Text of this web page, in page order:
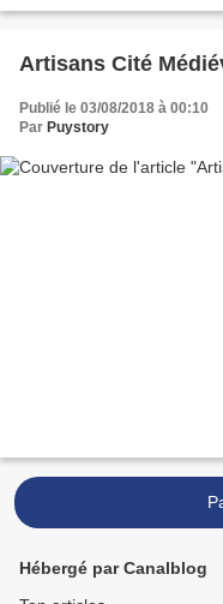
Artisans Cité
Publié le 03/08/2018 à 00:10
Par Puystory
Hébergé par Canalblog